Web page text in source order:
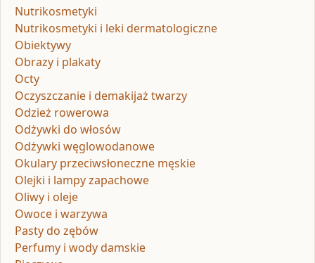
Nutrikosmetyki
Nutrikosmetyki i leki dermatologiczne
Obiektywy
Obrazy i plakaty
Octy
Oczyszczanie i demakijaż twarzy
Odzież rowerowa
Odżywki do włosów
Odżywki węglowodanowe
Okulary przeciwsłoneczne męskie
Olejki i lampy zapachowe
Oliwy i oleje
Owoce i warzywa
Pasty do zębów
Perfumy i wody damskie